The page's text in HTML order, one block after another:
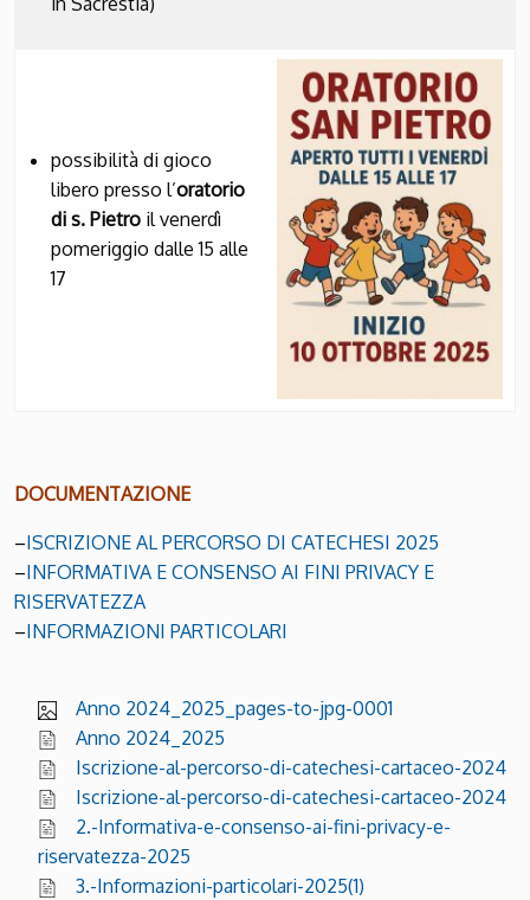
possibilità di gioco
libero presso l’oratorio
di s. Pietro il venerdì
pomeriggio dalle 15 alle
17
DOCUMENTAZIONE
–ISCRIZIONE AL PERCORSO DI CATECHESI 2025
–INFORMATIVA E CONSENSO AI FINI PRIVACY E
RISERVATEZZA
–INFORMAZIONI PARTICOLARI
Anno 2024_2025_pages-to-jpg-0001
Anno 2024_2025
Iscrizione-al-percorso-di-catechesi-cartaceo-2024
Iscrizione-al-percorso-di-catechesi-cartaceo-2024
2.-Informativa-e-consenso-ai-fini-privacy-e-
riservatezza-2025
3.-Informazioni-particolari-2025(1)